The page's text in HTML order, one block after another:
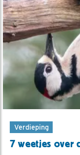
Verdieping
7 weetjes over